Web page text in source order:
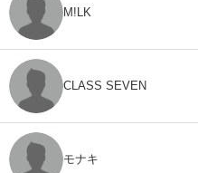
M!LK
CLASS SEVEN
モナキ